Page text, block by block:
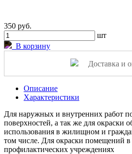
350 руб.
шт
В корзину
Доставка и
Описание
Характеристики
Для наружных и внутренних работ
поверхностей, а так же для окраски
использования в жилищном и
том числе. Для окраски помещений в
профилактических учреждениях